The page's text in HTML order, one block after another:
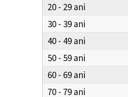
20 - 29
30 - 39
40 - 49
50 - 59
60 - 69
70 - 79